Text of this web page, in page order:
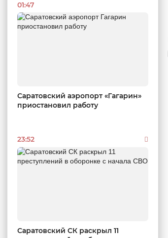
01:47
Саратовский аэропорт «Гагарин»
приостановил работу
23:52
Саратовский СК раскрыл 11